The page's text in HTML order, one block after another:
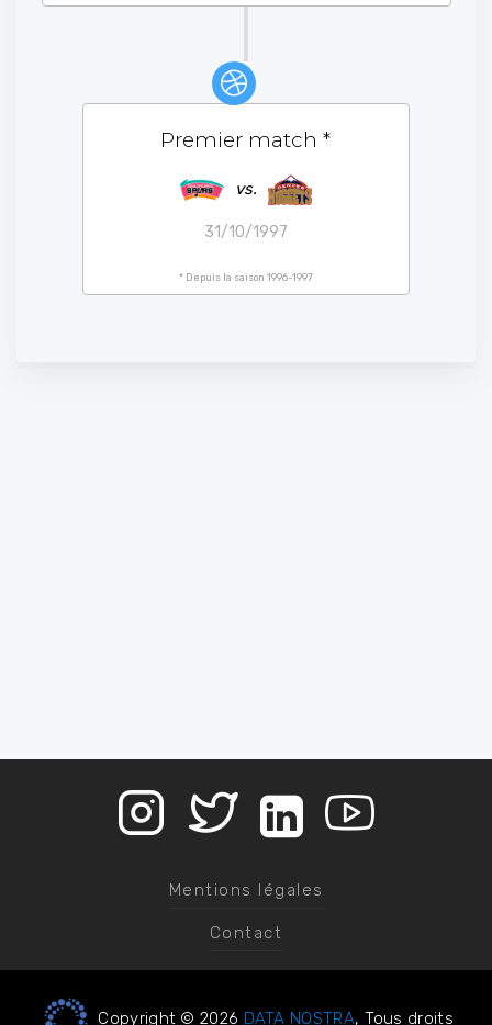
Premier match*
vs.
31/10/1997
* Depuis la saison 1996-1997
Mentions légales
Contact
Copyright © 2026 DATA NOSTRA, Tous droits